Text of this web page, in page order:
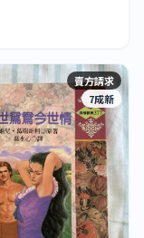
賣方請求
7成新